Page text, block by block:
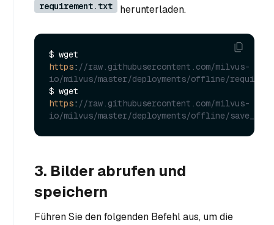
requirement.txt herunterladen.
https: //raw.githubusercontent.com/milvus-
io/milvus/master/deployments/offline/
https: //raw.githubusercontent.com/milvus-
io/milvus/master/deployments/offline/
3. Bilder abrufen und
speichern
Führen Sie den folgenden Befehl aus, um die